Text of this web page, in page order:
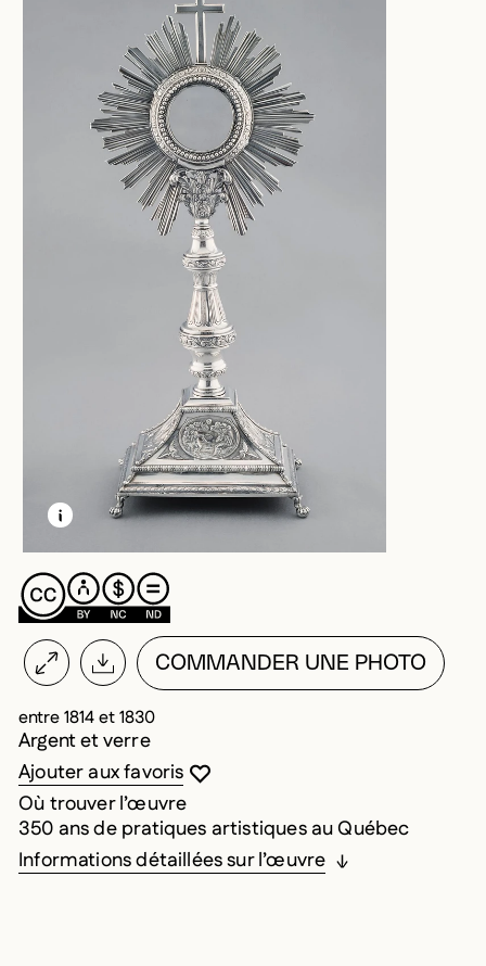
EN SAVOIR PLUS SUR CETTE IMAGE
OUVRIR LA MODALE
COMMANDER UNE PHOTO
entre 1814 et 1830
Argent et verre
Vous devez être connecté pour ajouter
Fermer la modale
Ouvrir la modale
Ajouter aux favoris
Où trouver l’œuvre
350 ans de pratiques artistiques au Québec
Informations détaillées sur l’œuvre